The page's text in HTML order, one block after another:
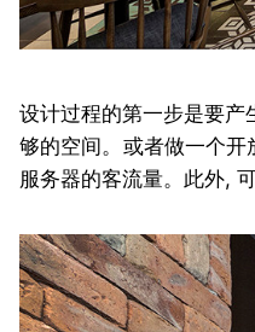
设计过程的第一步是要产
够的空间。或者做一个
服务器的客流量。此外,